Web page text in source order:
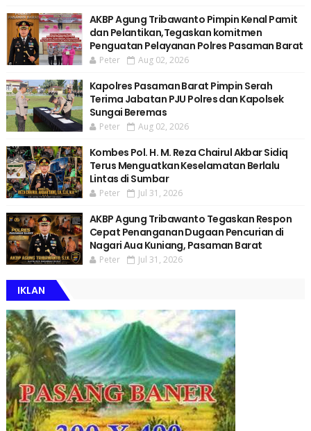
AKBP Agung Tribawanto Pimpin Kenal Pamit
dan Pelantikan,Tegaskan komitmen
Penguatan Pelayanan Polres Pasaman Barat
Peter Aug 02, 2026
Kapolres Pasaman Barat Pimpin Serah
Terima Jabatan PJU Polres dan Kapolsek
Sungai Beremas
Peter Aug 02, 2026
Kombes Pol. H. M. Reza Chairul Akbar Sidiq
Terus Menguatkan Keselamatan Berlalu
Lintas di Sumbar
Peter Jul 31, 2026
AKBP Agung Tribawanto Tegaskan Respon
Cepat Penanganan Dugaan Pencurian di
Nagari Aua Kuniang, Pasaman Barat
Peter Jul 31, 2026
IKLAN